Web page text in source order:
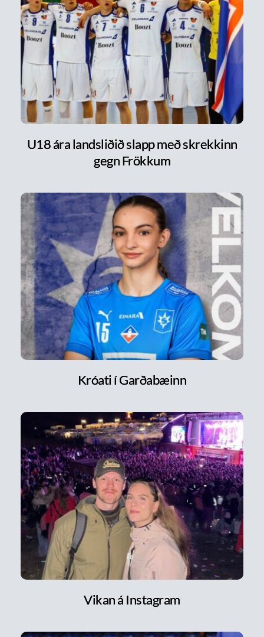
U18 ára landsliðið slapp með skrekkinn
gegn Frökkum
Króati í Garðabæinn
Vikan á Instagram